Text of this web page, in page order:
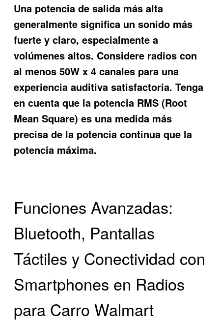
Una potencia de salida más alta
generalmente significa un sonido más
fuerte y claro, especialmente a
volúmenes altos. Considere radios con
al menos 50W x 4 canales para una
experiencia auditiva satisfactoria. Tenga
en cuenta que la potencia RMS (Root
Mean Square) es una medida más
precisa de la potencia continua que la
potencia máxima.
Funciones Avanzadas:
Bluetooth, Pantallas
Táctiles y Conectividad con
Smartphones en Radios
para Carro Walmart